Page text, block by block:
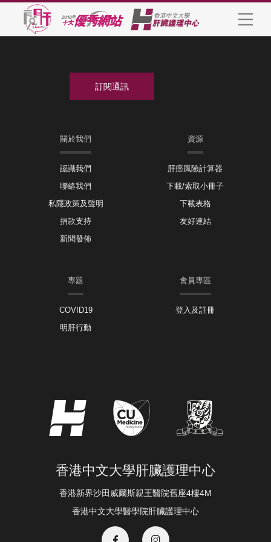
關於我們
認識我們
聯絡我們
私隱政策及聲明
捐款支持
新聞發佈
資源
肝癌風險計算器
下載/索取小冊子
下載表格
友好連結
專題
COVID19
明肝行動
會員專區
登入及註冊
香港中文大學肝臟護理中心
香港新界沙田威爾斯親王醫院舊座4樓4M
香港中文大學醫學院肝臟護理中心